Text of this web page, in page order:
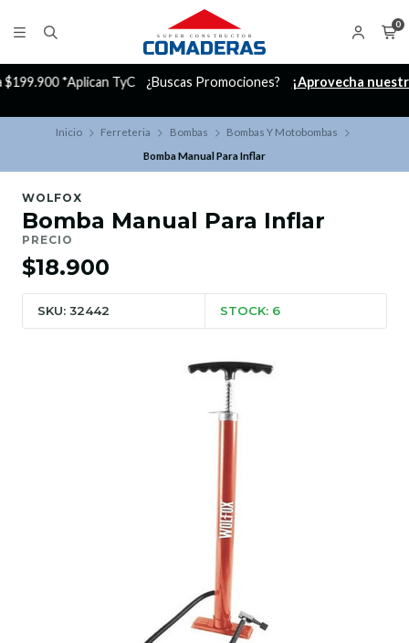
0
¿Buscas Promociones? ¡Aprovecha nuestros Descuentazos!
Inicio Ferreteria Bombas
Bombas Y Motobombas
Bomba Manual Para Inflar
WOLFOX
Bomba Manual Para Inflar
PRECIO
$18.900
SKU: 32442 STOCK: 6